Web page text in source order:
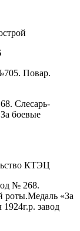
Повар.
Слесарь-
боевые
КТЭЦ
№ 268.
роты.Медаль «За
завод